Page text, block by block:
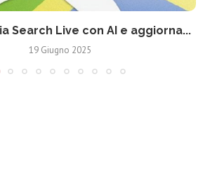
Search Live con AI e aggiorna...
19 Giugno 2025